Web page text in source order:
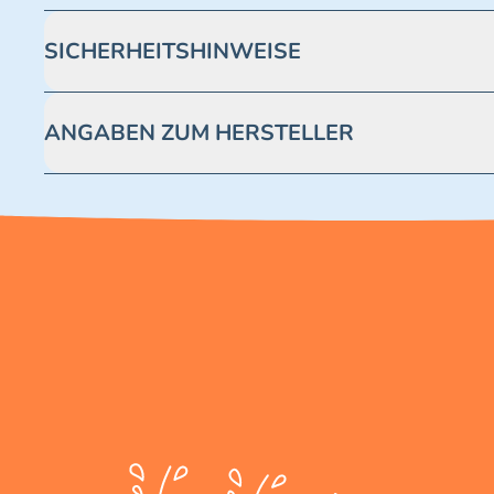
SICHERHEITSHINWEISE
ANGABEN ZUM HERSTELLER